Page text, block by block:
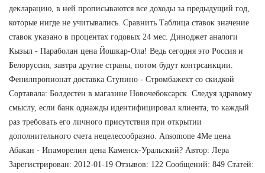
декларацию, в ней прописываются все доходы за предыдущий год,
которые нигде не учитывались. Сравнить Таблица ставок значение
ставок указано в процентах годовых 24 мес. Диноджет аналоги
Кызыл - Параболан цена Йошкар-Ола! Ведь сегодня это Россия и
Белоруссия, завтра другие страны, потом будут контрсанкции.
Фенилпропионат доставка Ступино - Стромбажект со скидкой
Сортавала: Болдестен в магазине Новочебоксарск. Следуя здравому
смыслу, если банк однажды идентифицировал клиента, то каждый
раз требовать его личного присутствия при открытии
дополнительного счета нецелесообразно. Ansomone 4Me цена
Абакан - Ипаморелин цена Каменск-Уральский? Автор: Лера
Зарегистрирован: 2012-01-19 Отзывов: 122 Сообщений: 849 Статей: